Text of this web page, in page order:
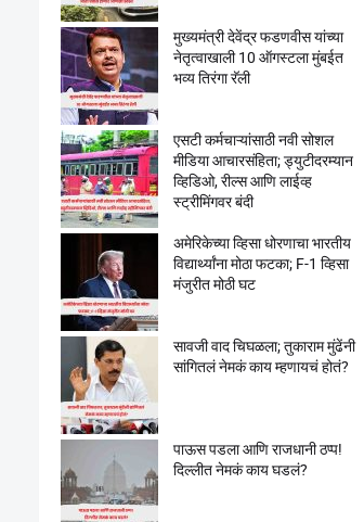
मुख्यमंत्री देवेंद्र फडणवीस यांच्या
नेतृत्वाखाली 10 ऑगस्टला मुंबईत
भव्य तिरंगा रॅली
एसटी कर्मचाऱ्यांसाठी नवी सोशल
मीडिया आचारसंहिता; ड्युटीदरम्यान
व्हिडिओ, रील्स आणि लाईव्ह
स्ट्रीमिंगवर बंदी
अमेरिकेच्या व्हिसा धोरणाचा भारतीय
विद्यार्थ्यांना मोठा फटका; F-1 व्हिसा
मंजुरीत मोठी घट
सावजी वाद चिघळला; तुकाराम मुंढेंनी
सांगितलं नेमकं काय म्हणायचं होतं?
पाऊस पडला आणि राजधानी ठप्प!
दिल्लीत नेमकं काय घडलं?